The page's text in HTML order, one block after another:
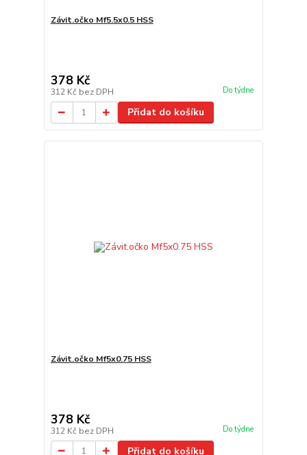
Závit.očko Mf5.5x0.5 HSS
378 Kč
312 Kč bez DPH Do týdne
Přidat do košíku
Závit.očko Mf5x0.75 HSS
378 Kč
312 Kč bez DPH Do týdne
Přidat do košíku